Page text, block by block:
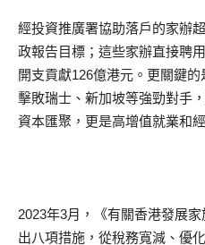
經投資推廣署協助落戶的家辦
政報告目標；這些家辦直接聘
開支貢獻126億港元。更關鍵
擊敗瑞士、新加坡等強勁對手
資本匯聚，更是高增值就業和
2023年3月，《有關香港發展
出八項措施，從稅務寬減、優